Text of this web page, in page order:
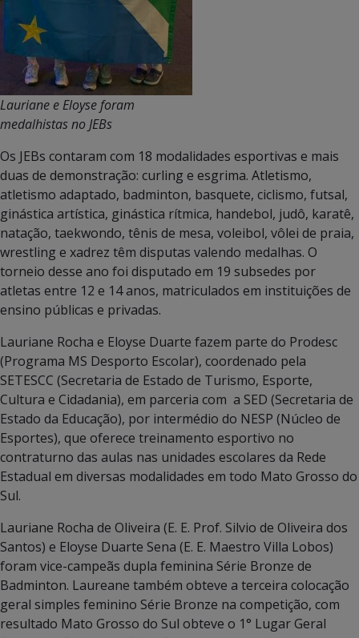
Lauriane e Eloyse foram
medalhistas no JEBs
Os JEBs contaram com 18 modalidades esportivas e mais
duas de demonstração: curling e esgrima. Atletismo,
atletismo adaptado, badminton, basquete, ciclismo, futsal,
ginástica artística, ginástica rítmica, handebol, judô, karatê,
natação, taekwondo, tênis de mesa, voleibol, vôlei de praia,
wrestling e xadrez têm disputas valendo medalhas. O
torneio desse ano foi disputado em 19 subsedes por
atletas entre 12 e 14 anos, matriculados em instituições de
ensino públicas e privadas.
Lauriane Rocha e Eloyse Duarte fazem parte do Prodesc
(Programa MS Desporto Escolar), coordenado pela
SETESCC (Secretaria de Estado de Turismo, Esporte,
Cultura e Cidadania), em parceria com a SED (Secretaria de
Estado da Educação), por intermédio do NESP (Núcleo de
Esportes), que oferece treinamento esportivo no
contraturno das aulas nas unidades escolares da Rede
Estadual em diversas modalidades em todo Mato Grosso do
Sul.
Lauriane Rocha de Oliveira (E. E. Prof. Silvio de Oliveira dos
Santos) e Eloyse Duarte Sena (E. E. Maestro Villa Lobos)
foram vice-campeãs dupla feminina Série Bronze de
Badminton. Laureane também obteve a terceira colocação
geral simples feminino Série Bronze na competição, com
resultado Mato Grosso do Sul obteve o 1° Lugar Geral